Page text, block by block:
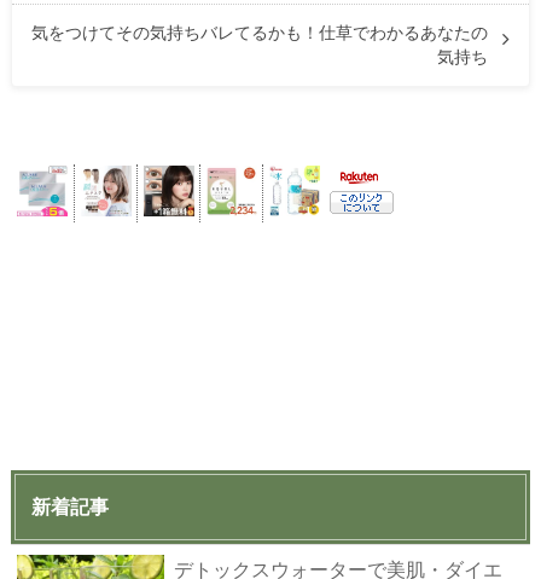
気をつけてその気持ちバレてるかも！仕草でわかるあなたの
気持ち
新着記事
デトックスウォーターで美肌・ダイエ